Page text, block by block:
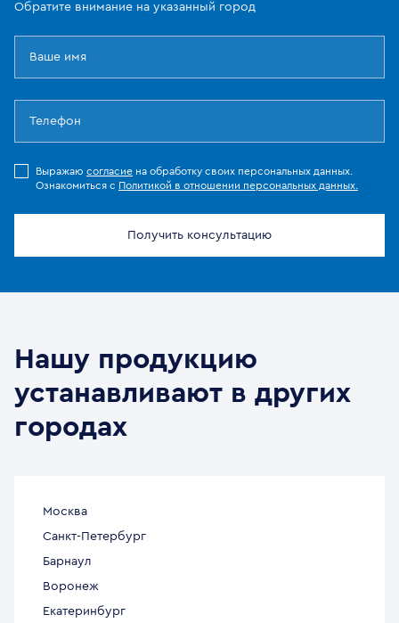
Обратите внимание на указанный город
Выражаю согласие на обработку своих персональных данных.
Ознакомиться с Политикой в отношении персональных данных.
Получить консультацию
Нашу продукцию
устанавливают в других
городах
Москва
Санкт-Петербург
Барнаул
Воронеж
Екатеринбург